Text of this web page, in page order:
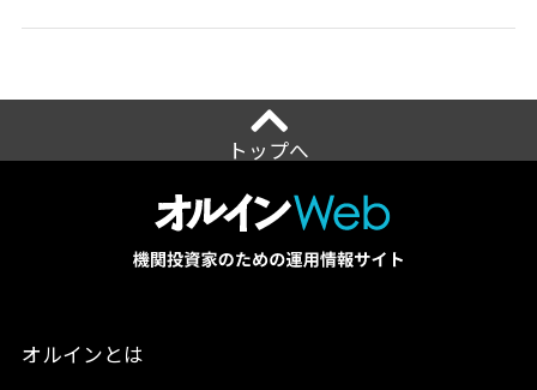
トップへ
オルインとは